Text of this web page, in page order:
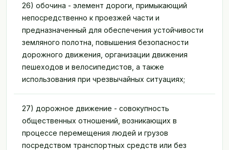
26) обочина - элемент дороги, примыкающий
непосредственно к проезжей части и
предназначенный для обеспечения устойчивости
земляного полотна, повышения безопасности
дорожного движения, организации движения
пешеходов и велосипедистов, а также
использования при чрезвычайных ситуациях;
27) дорожное движение - совокупность
общественных отношений, возникающих в
процессе перемещения людей и грузов
посредством транспортных средств или без